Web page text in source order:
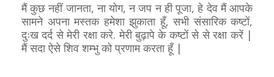
मैं कुछ नहीं जानता, ना योग, न जप न ही पूजा, हे देव मैं आपके
सामने अपना मस्तक हमेशा झुकाता हूँ, सभी संसारिक कष्टों,
दुःख दर्द से मेरी रक्षा करे. मेरी बुढ़ापे के कष्टों से से रक्षा करें |
मैं सदा ऐसे शिव शम्भु को प्रणाम करता हूँ |